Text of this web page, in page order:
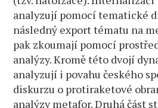
analyzují pomocí tematické
následný export tématu na
pak zkoumají pomocí
analýzy. Kromě této dvojí
analyzují i povahu českého
diskurzu o protiraketové
analýzy metafor. Druhá část